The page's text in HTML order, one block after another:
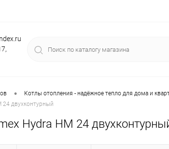
• Котлы отопления - надёжное тепло для дома и
24 двухконтурный
Hydra HM 24